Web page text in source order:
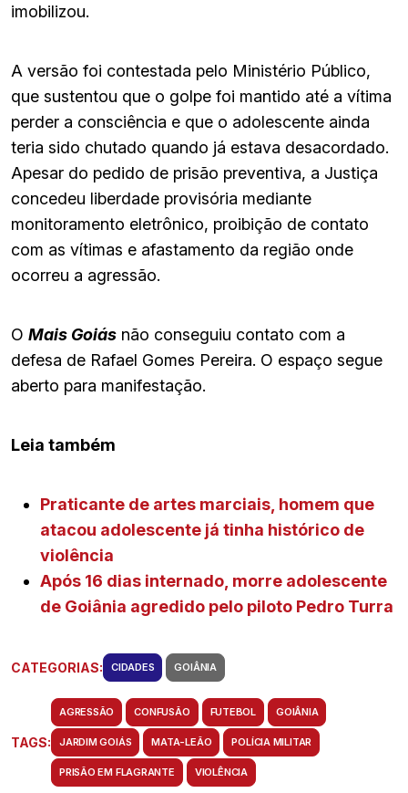
imobilizou.
A versão foi contestada pelo Ministério Público,
que sustentou que o golpe foi mantido até a vítima
perder a consciência e que o adolescente ainda
teria sido chutado quando já estava desacordado.
Apesar do pedido de prisão preventiva, a Justiça
concedeu liberdade provisória mediante
monitoramento eletrônico, proibição de contato
com as vítimas e afastamento da região onde
ocorreu a agressão.
O Mais Goiás não conseguiu contato com a
defesa de Rafael Gomes Pereira. O espaço segue
aberto para manifestação.
Leia também
Praticante de artes marciais, homem que
atacou adolescente já tinha histórico de
violência
Após 16 dias internado, morre adolescente
de Goiânia agredido pelo piloto Pedro Turra
CATEGORIAS: CIDADES GOIÂNIA
TAGS:
AGRESSÃO CONFUSÃO FUTEBOL GOIÂNIA
JARDIM GOIÁS MATA-LEÃO POLÍCIA MILITAR
PRISÃO EM FLAGRANTE VIOLÊNCIA